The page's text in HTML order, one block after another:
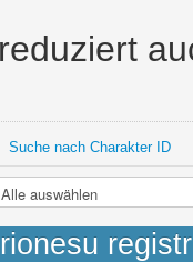
Suche nach Charakter ID